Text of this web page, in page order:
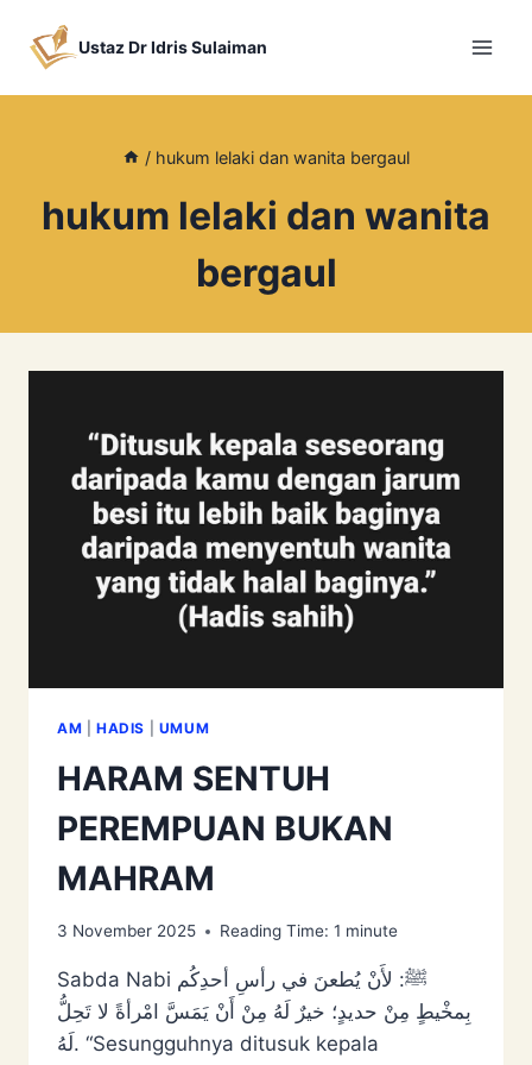
Ustaz Dr Idris Sulaiman
/ hukum lelaki dan wanita bergaul
hukum lelaki dan wanita
bergaul
AM HADIS UMUM
HARAM SENTUH
PEREMPUAN BUKAN
MAHRAM
3 November 2025 Reading Time: 1 minute
Sabda Nabi ﷺ: لأَنْ ‌يُطعنَ ‌في ‌رأسِ ‌أحدِكُم
‌بِمخْيطٍ ‌مِنْ ‌حديدٍ؛ خيرٌ لَهُ مِنْ أَنْ يَمَسَّ امْرأةً لا تَحِلُّ
لَهُ. “Sesungguhnya ditusuk kepala